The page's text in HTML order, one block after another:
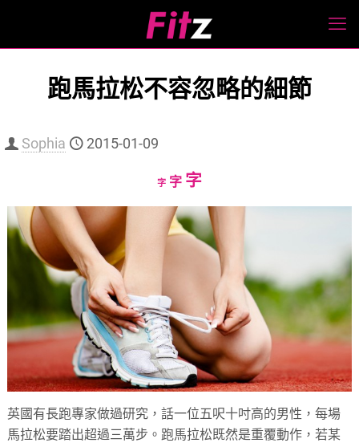
跑馬拉松不容忽略的細節
Sophia 2015-01-09
字Decrease
size.
字Reset
size.
字Increase
size.
英國有長跑專家做過研究，話一位五呎十吋高的男性，每場
馬拉松要踏出超過三萬步。跑馬拉松既然是重覆動作，若某